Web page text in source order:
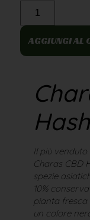
AGGIUNGI AL
Il più
Charas CBD
spezie
10%
pianta fresca
un colore